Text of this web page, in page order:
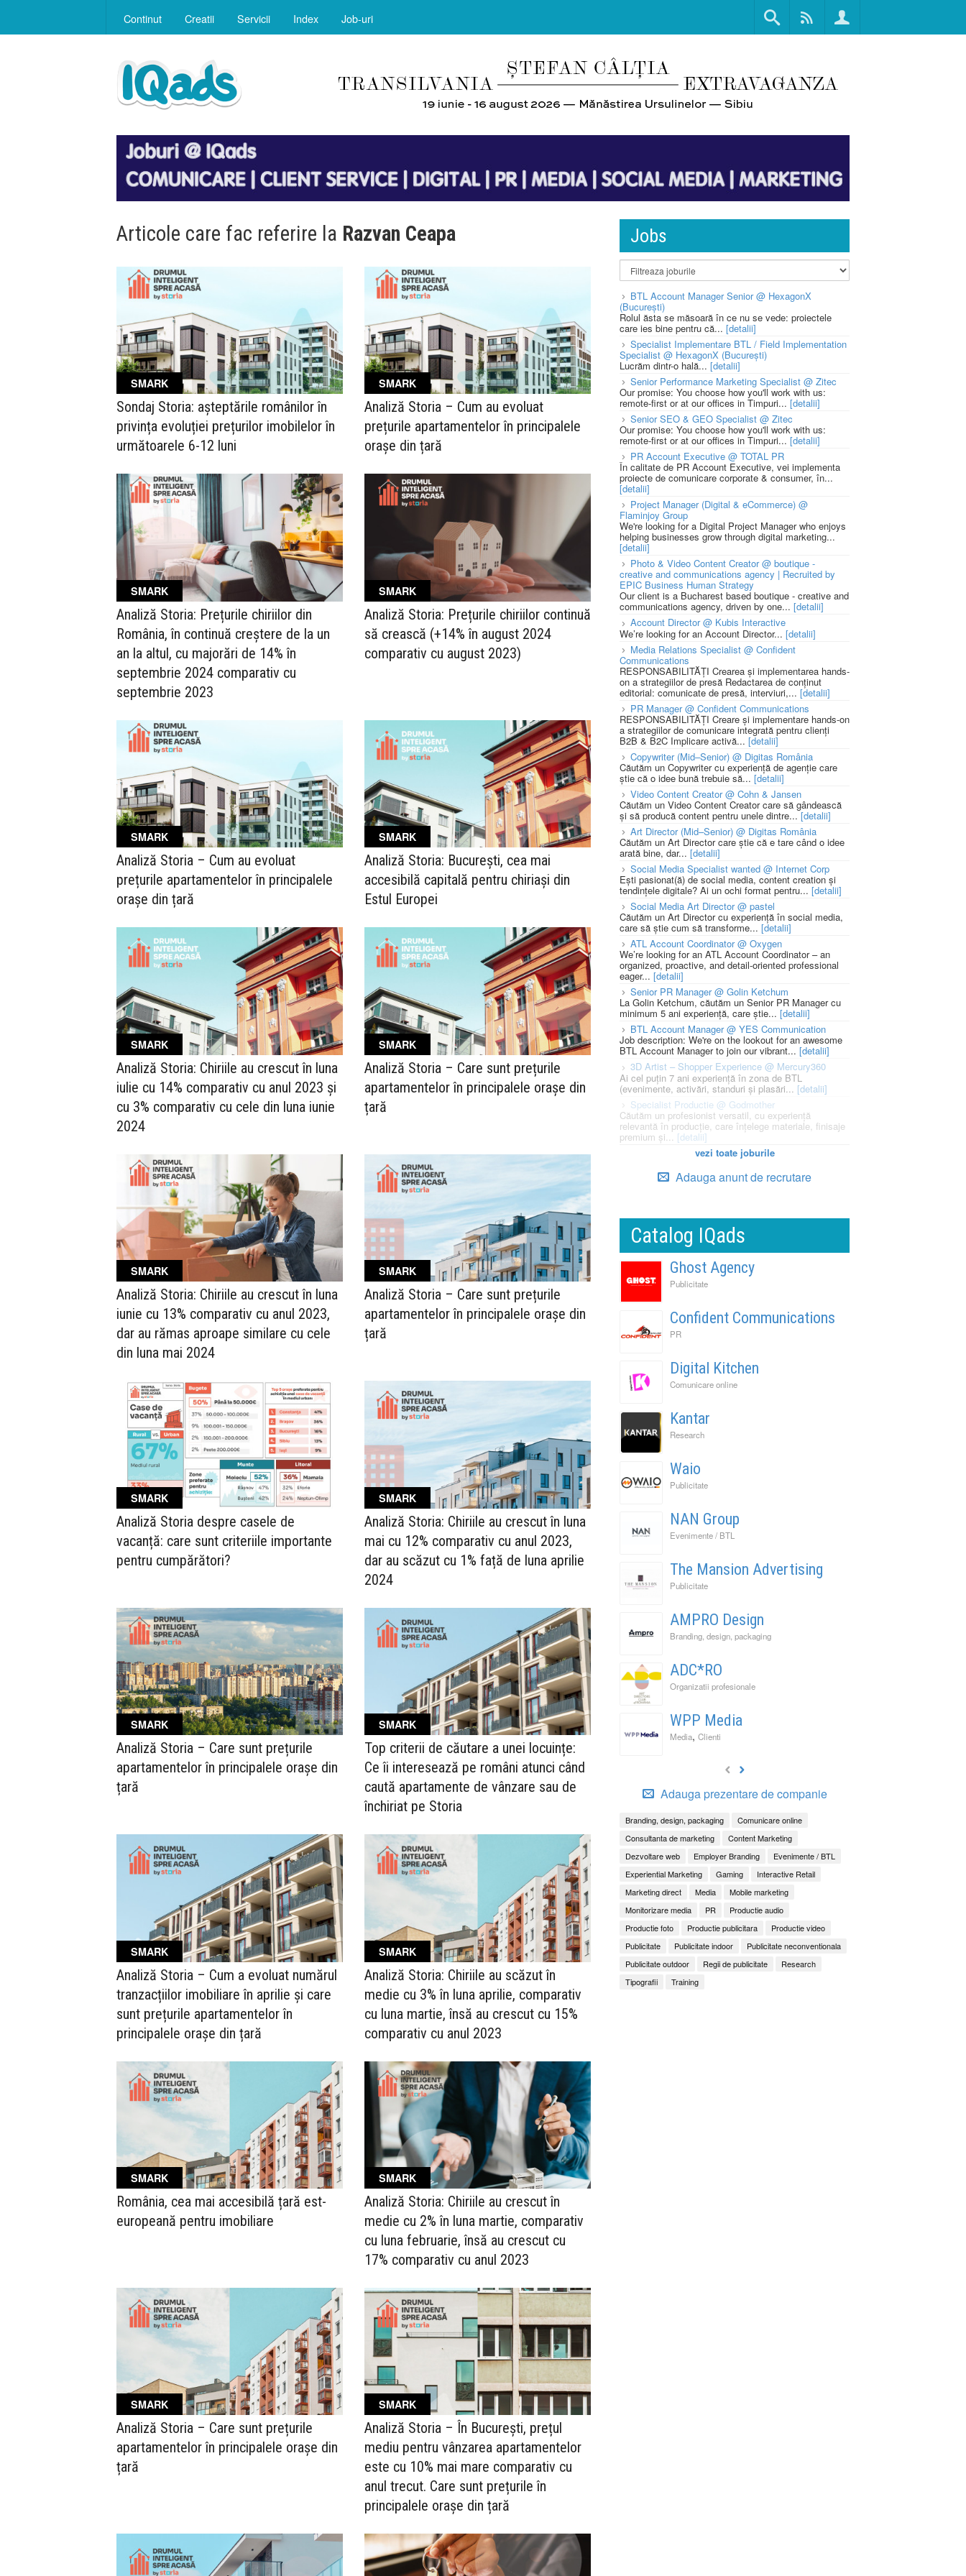
Continut Creatii Servicii Index Job-uri
Articole care fac referire la Razvan Ceapa
SMARK
Sondaj Storia: așteptările românilor în
privința evoluției prețurilor imobilelor în
următoarele 6-12 luni
SMARK
Analiză Storia – Cum au evoluat
prețurile apartamentelor în principalele
orașe din țară
SMARK
Analiză Storia: Prețurile chiriilor din
România, în continuă creștere de la un
an la altul, cu majorări de 14% în
septembrie 2024 comparativ cu
septembrie 2023
SMARK
Analiză Storia: Prețurile chiriilor continuă
să crească (+14% în august 2024
comparativ cu august 2023)
SMARK
Analiză Storia – Cum au evoluat
prețurile apartamentelor în principalele
orașe din țară
SMARK
Analiză Storia: București, cea mai
accesibilă capitală pentru chiriași din
Estul Europei
SMARK
Analiză Storia: Chiriile au crescut în luna
iulie cu 14% comparativ cu anul 2023 și
cu 3% comparativ cu cele din luna iunie
2024
SMARK
Analiză Storia – Care sunt prețurile
apartamentelor în principalele orașe din
țară
SMARK
Analiză Storia: Chiriile au crescut în luna
iunie cu 13% comparativ cu anul 2023,
dar au rămas aproape similare cu cele
din luna mai 2024
SMARK
Analiză Storia – Care sunt prețurile
apartamentelor în principalele orașe din
țară
SMARK
Analiză Storia despre casele de
vacanță: care sunt criteriile importante
pentru cumpărători?
SMARK
Analiză Storia: Chiriile au crescut în luna
mai cu 12% comparativ cu anul 2023,
dar au scăzut cu 1% față de luna aprilie
2024
SMARK
Analiză ­­­Storia – Care sunt prețurile
apartamentelor în principalele orașe din
țară
SMARK
Top criterii de căutare a unei locuințe:
Ce îi interesează pe români atunci când
caută apartamente de vânzare sau de
închiriat pe Storia
SMARK
Analiză Storia – Cum a evoluat numărul
tranzacțiilor imobiliare în aprilie și care
sunt prețurile apartamentelor în
principalele orașe din țară
SMARK
Analiză Storia: Chiriile au scăzut în
medie cu 3% în luna aprilie, comparativ
cu luna martie, însă au crescut cu 15%
comparativ cu anul 2023
SMARK
România, cea mai accesibilă țară est-
europeană pentru imobiliare
SMARK
Analiză Storia: Chiriile au crescut în
medie cu 2% în luna martie, comparativ
cu luna februarie, însă au crescut cu
17% comparativ cu anul 2023
SMARK
Analiză Storia – Care sunt prețurile
apartamentelor în principalele orașe din
țară
SMARK
Analiză Storia – În București, prețul
mediu pentru vânzarea apartamentelor
este cu 10% mai mare comparativ cu
anul trecut. Care sunt prețurile în
principalele orașe din țară
Jobs
BTL Account Manager Senior @ HexagonX
(București)
Rolul ăsta se măsoară în ce nu se vede: proiectele
care ies bine pentru că... [detalii]
Specialist Implementare BTL / Field Implementation
Specialist @ HexagonX (București)
Lucrăm dintr-o hală... [detalii]
Senior Performance Marketing Specialist @ Zitec
Our promise: You choose how you'll work with us:
remote-first or at our offices in Timpuri... [detalii]
Senior SEO & GEO Specialist @ Zitec
Our promise: You choose how you'll work with us:
remote-first or at our offices in Timpuri... [detalii]
PR Account Executive @ TOTAL PR
În calitate de PR Account Executive, vei implementa
proiecte de comunicare corporate & consumer, în...
[detalii]
Project Manager (Digital & eCommerce) @
Flaminjoy Group
We're looking for a Digital Project Manager who enjoys
helping businesses grow through digital marketing...
[detalii]
Photo & Video Content Creator @ boutique -
creative and communications agency | Recruited by
EPIC Business Human Strategy
Our client is a Bucharest based boutique - creative and
communications agency, driven by one... [detalii]
Account Director @ Kubis Interactive
We’re looking for an Account Director... [detalii]
Media Relations Specialist @ Confident
Communications
RESPONSABILITĂȚI Crearea și implementarea hands-
on a strategiilor de presă Redactarea de conținut
editorial: comunicate de presă, interviuri,... [detalii]
PR Manager @ Confident Communications
RESPONSABILITĂȚI Creare și implementare hands-on
a strategiilor de comunicare integrată pentru clienți
B2B & B2C Implicare activă... [detalii]
Copywriter (Mid–Senior) @ Digitas România
Căutăm un Copywriter cu experiență de agenție care
știe că o idee bună trebuie să... [detalii]
Video Content Creator @ Cohn & Jansen
Căutăm un Video Content Creator care să gândească
și să producă content pentru unele dintre...[detalii]
Art Director (Mid–Senior) @ Digitas România
Căutăm un Art Director care știe că e tare când o idee
arată bine, dar... [detalii]
Social Media Specialist wanted @ Internet Corp
Ești pasionat(ă) de social media, content creation și
tendințele digitale? Ai un ochi format pentru... [detalii]
Social Media Art Director @ pastel
Căutăm un Art Director cu experiență în social media,
care să știe cum să transforme... [detalii]
ATL Account Coordinator @ Oxygen
We’re looking for an ATL Account Coordinator – an
organized, proactive, and detail-oriented professional
eager... [detalii]
Senior PR Manager @ Golin Ketchum
La Golin Ketchum, căutăm un Senior PR Manager cu
minimum 5 ani experiență, care știe... [detalii]
BTL Account Manager @ YES Communication
Job description: We're on the lookout for an awesome
BTL Account Manager to join our vibrant... [detalii]
3D Artist – Shopper Experience @ Mercury360
Ai cel puțin 7 ani experiență în zona de BTL
(evenimente, activări, standuri și plasări... [detalii]
Specialist Productie @ Godmother
Căutăm un profesionist versatil, cu experiență
relevantă în producție, care înțelege materiale, finisaje
premium și... [detalii]
vezi toate joburile
Adauga anunt de recrutare
Catalog IQads
Ghost Agency
Publicitate
Confident Communications
PR
Digital Kitchen
Comunicare online
Kantar
Research
Waio
Publicitate
NAN Group
Evenimente / BTL
The Mansion Advertising
Publicitate
AMPRO Design
Branding, design, packaging
ADC*RO
Organizatii profesionale
WPP Media
Media, Clienti
Adauga prezentare de companie
Branding, design, packaging
Comunicare online
Consultanta de marketing
Content Marketing
Dezvoltare web
Employer Branding
Evenimente / BTL
Experiential Marketing
Gaming
Interactive Retail
Marketing direct
Media
Mobile marketing
Monitorizare media
PR
Productie audio
Productie foto
Productie publicitara
Productie video
Publicitate
Publicitate indoor
Publicitate neconventionala
Publicitate outdoor
Regii de publicitate
Research
Tipografii
Training